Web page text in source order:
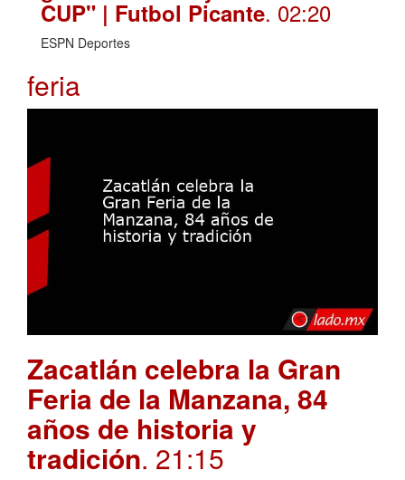
CUP" | Futbol Picante. 02:20
ESPN Deportes
feria
Zacatlán celebra la Gran
Feria de la Manzana, 84
años de historia y
tradición. 21:15